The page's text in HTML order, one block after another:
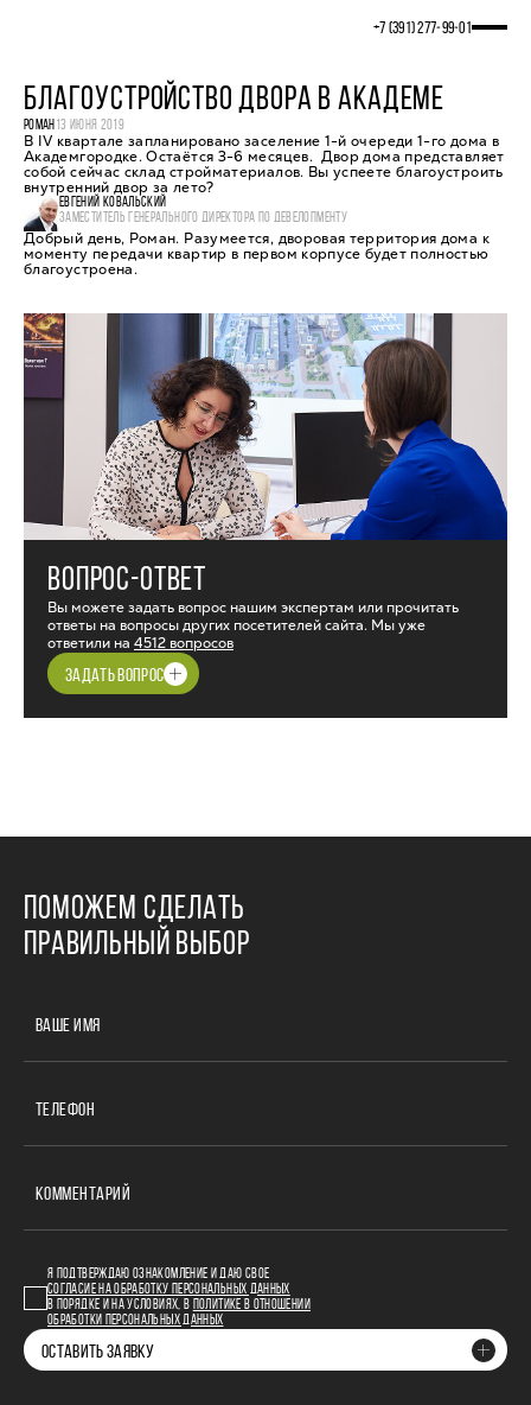
+7 (391) 277‒99‒01
БЛАГОУСТРОЙСТВО ДВОРА В АКАДЕМЕ
РОМАН 13 ИЮНЯ 2019
В IV квартале запланировано заселение 1-й очереди 1-го дома в
Академгородке. Остаётся 3-6 месяцев. Двор дома представляет
собой сейчас склад стройматериалов. Вы успеете благоустроить
внутренний двор за лето?
ЕВГЕНИЙ КОВАЛЬСКИЙ
ЗАМЕСТИТЕЛЬ ГЕНЕРАЛЬНОГО ДИРЕКТОРА ПО ДЕВЕЛОПМЕНТУ
Добрый день, Роман. Разумеется, дворовая территория дома к
моменту передачи квартир в первом корпусе будет полностью
благоустроена.
ВОПРОС-ОТВЕТ
Вы можете задать вопрос нашим экспертам или прочитать
ответы на вопросы других посетителей сайта. Мы уже
ответили на 4512 вопросов
ЗАДАТЬ ВОПРОС
ПОМОЖЕМ СДЕЛАТЬ
ПРАВИЛЬНЫЙ ВЫБОР
ВАШЕ ИМЯ
ТЕЛЕФОН
КОММЕНТАРИЙ
Я ПОДТВЕРЖДАЮ ОЗНАКОМЛЕНИЕ И ДАЮ СВОЕ
СОГЛАСИЕ НА ОБРАБОТКУ ПЕРСОНАЛЬНЫХ ДАННЫХ
В ПОРЯДКЕ И НА УСЛОВИЯХ, В
ПОЛИТИКЕ В ОТНОШЕНИИ
ОБРАБОТКИ ПЕРСОНАЛЬНЫХ ДАННЫХ
ОСТАВИТЬ ЗАЯВКУ